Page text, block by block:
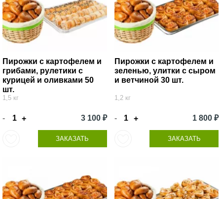
Пирожки с картофелем и
грибами, рулетики с
курицей и оливками 50
шт.
1,5 кг
- + 3 100 ₽
ЗАКАЗАТЬ
Пирожки с картофелем и
зеленью, улитки с сыром
и ветчиной 30 шт.
1,2 кг
- + 1 800 ₽
ЗАКАЗАТЬ